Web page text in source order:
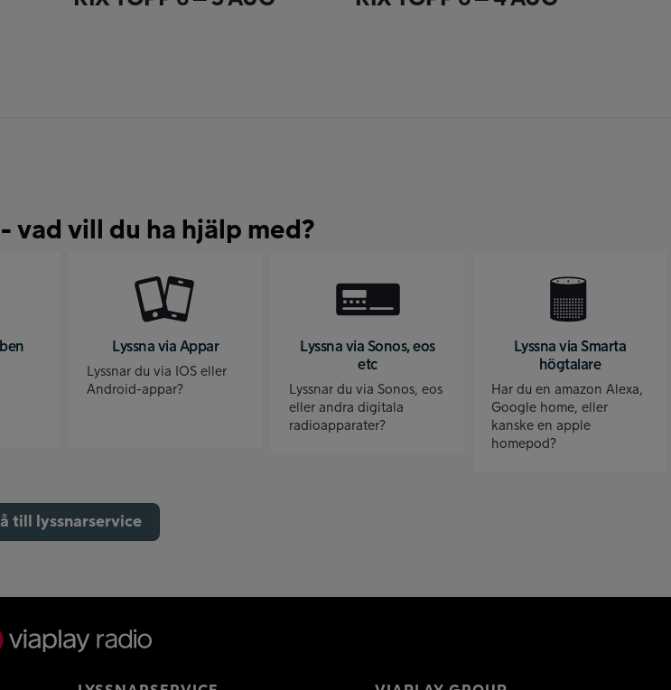
vad vill du ha hjälp med?
Lyssna via Appar
Lyssnar du via IOS eller
Android-appar?
Lyssna via Sonos, eos
etc
Lyssnar du via Sonos, eos
eller andra digitala
radioapparater?
Lyssna via Smarta
högtalare
Har du en amazon Alexa,
Google home, eller
kanske en apple
homepod?
till lyssnarservice